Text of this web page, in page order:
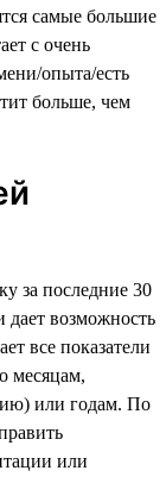
самые большие
с очень
опыта/есть
больше, чем
за последние 30
дает возможность
все показатели
месяцам,
или годам. По
или